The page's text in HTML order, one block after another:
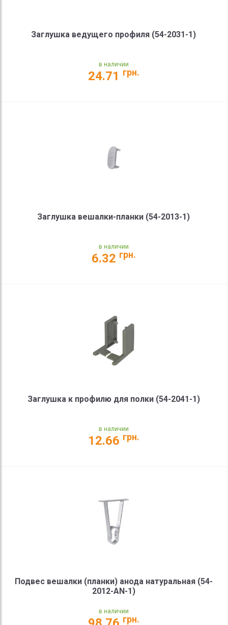
Заглушка ведущего профиля (54-2031-1)
в наличии
24.71 грн.
Заглушка вешалки-планки (54-2013-1)
в наличии
6.32 грн.
Заглушка к профилю для полки (54-2041-1)
в наличии
12.66 грн.
Подвес вешалки (планки) анода натуральная (54-
2012-AN-1)
в наличии
грн.